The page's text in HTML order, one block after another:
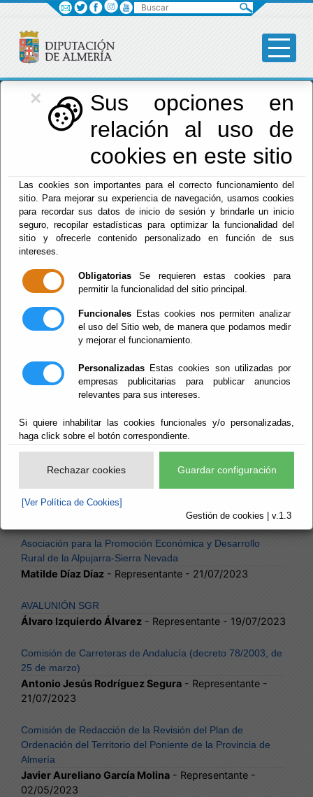
×
Sus opciones en
relación al uso de
cookies en este sitio
Las cookies son importantes para el correcto funcionamiento del
sitio. Para mejorar su experiencia de navegación, usamos cookies
para recordar sus datos de inicio de sesión y brindarle un inicio
seguro, recopilar estadísticas para optimizar la funcionalidad del
sitio y ofrecerle contenido personalizado en función de sus
intereses.
Obligatorias Se requieren estas cookies para
permitir la funcionalidad del sitio principal.
Funcionales Estas cookies nos permiten analizar
el uso del Sitio web, de manera que podamos medir
y mejorar el funcionamiento.
Personalizadas Estas cookies son utilizadas por
empresas publicitarias para publicar anuncios
relevantes para sus intereses.
Si quiere inhabilitar las cookies funcionales y/o personalizadas,
haga click sobre el botón correspondiente.
Rechazar cookies Guardar configuración
[Ver Política de Cookies]
Gestión de cookies | v.1.3
Diputación
Menú Diputación
Entidades Públicas participadas por
Diputación Provincial de Almería
Asociación de Festivales Audiovisuales de Andalucía
21/07/2023
Asociación para el Desarrollo de la Comarca del Levante
Almeriense
Ana Lourdes Ramírez Ridao- Representante -
Asociación para el Desarrollo Rural de la Comarca de
Antonio Jesús Rodríguez Segura- Representante -
21/07/2023
Asociación para el Desarrollo Rural de la Comarca del
Ana Lourdes Ramírez Ridao
04/04/2024
Asociación para la Promoción Económica y Desarrollo
Rural de la Alpujarra-Sierra Nevada
Matilde Díaz Díaz - Representante - 21/07/2023
AVALUNIÓN SGR
Álvaro Izquierdo Álvarez - Representante - 19/07/2023
Comisión de Carreteras de Andalucía (decreto 78/2003, de
25 de marzo)
Antonio Jesús Rodríguez Segura - Representante -
21/07/2023
Comisión de Redacción de la Revisión del Plan de
Ordenación del Territorio del Poniente de la Provincia de
Almería
Javier Aureliano García Molina - Representante -
02/05/2023
Buscar